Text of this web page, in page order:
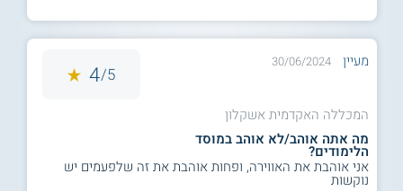
מעיין 30/06/2024
5/
4
המכללה האקדמית אשקלון
מה אתה אוהב/לא אוהב במוסד
הלימודים?
אני אוהבת את האווירה, ופחות אוהבת את זה שלפעמים יש
נוקשות